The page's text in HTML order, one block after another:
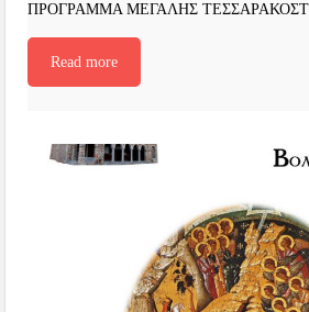
ΠΡΟΓΡΑΜΜΑ ΜΕΓΑΛΗΣ
Read more